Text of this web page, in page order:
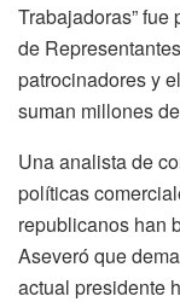
Trabajadoras”
de
patrocinadores y
suman millones
Una analista de
políticas
republicanos han
Aseveró que
actual presidente